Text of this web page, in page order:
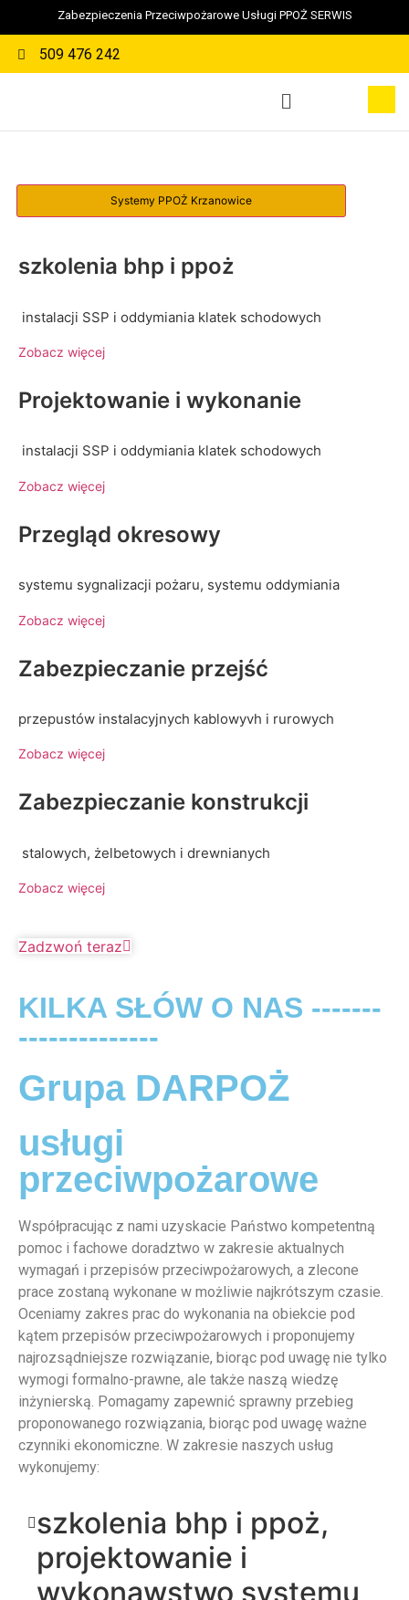
Zabezpieczenia Przeciwpożarowe Usługi PPOŻ SERWIS
509 476 242
szkolenia bhp i ppoż
instalacji SSP i oddymiania klatek schodowych
Zobacz więcej
Projektowanie i wykonanie
instalacji SSP i oddymiania klatek schodowych
Zobacz więcej
Przegląd okresowy
systemu sygnalizacji pożaru, systemu oddymiania
Zobacz więcej
Zabezpieczanie przejść
przepustów instalacyjnych kablowyvh i rurowych
Zobacz więcej
Zabezpieczanie konstrukcji
stalowych, żelbetowych i drewnianych
Zobacz więcej
Zadzwoń teraz
KILKA SŁÓW O NAS -------
--------------
Grupa DARPOŻ
usługi
przeciwpożarowe
Współpracując z nami uzyskacie Państwo kompetentną
pomoc i fachowe doradztwo w zakresie aktualnych
wymagań i przepisów przeciwpożarowych, a zlecone
prace zostaną wykonane w możliwie najkrótszym czasie.
Oceniamy zakres prac do wykonania na obiekcie pod
kątem przepisów przeciwpożarowych i proponujemy
najrozsądniejsze rozwiązanie, biorąc pod uwagę nie tylko
wymogi formalno-prawne, ale także naszą wiedzę
inżynierską. Pomagamy zapewnić sprawny przebieg
proponowanego rozwiązania, biorąc pod uwagę ważne
czynniki ekonomiczne. W zakresie naszych usług
wykonujemy:
szkolenia bhp i ppoż,
projektowanie i
wykonawstwo systemu